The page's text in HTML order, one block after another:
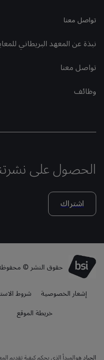
تواصل معنا
نبذة عن المعهد البريطاني
تواصل معنا
وظائف
الحصول على
اشتراك
حقوق النشر © محفوظة
إشعار الخصوصية
شروط
خريطة الموقع